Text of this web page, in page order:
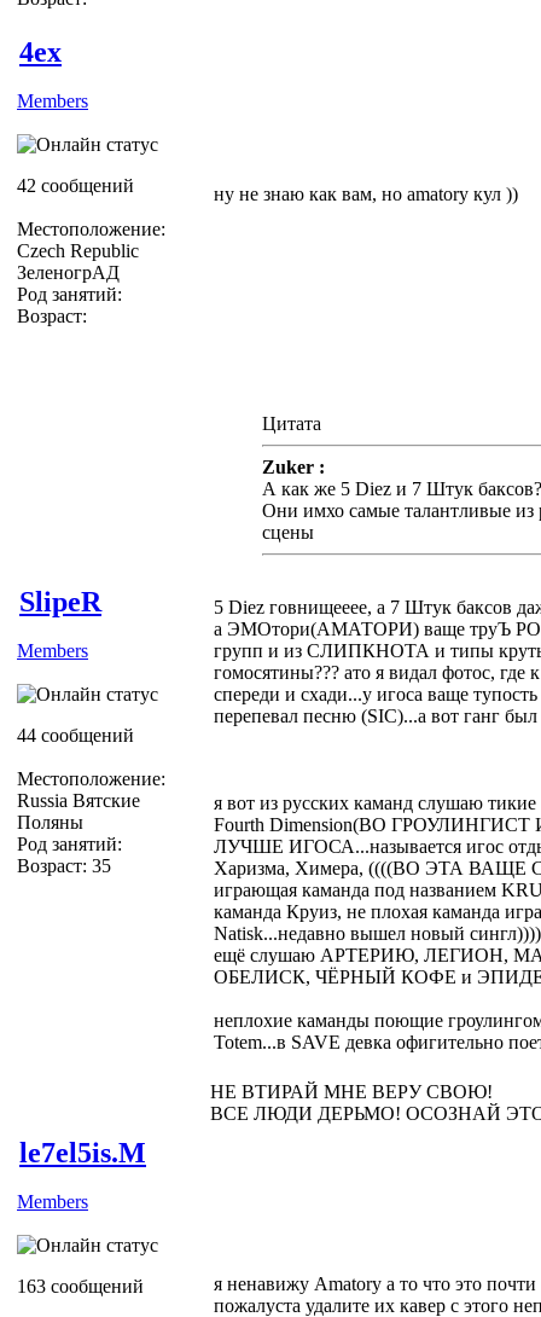
4ex
Members
42 сообщений
Местоположение:
Czech Republic
ЗеленогрАД
Род занятий:
Возраст:
ну не знаю как вам, но amatory кул ))
SlipeR
Members
44 сообщений
Местоположение:
Russia Вятские
Поляны
Род занятий:
Возраст: 35
Цитата
Zuker :
А как же 5 Diez и 7 Штук баксов?
Они имхо самые талантливые из
сцены
5 Diez говнищееее, а 7 Штук баксов
а ЭМОтори(АМАТОРИ) ваще труЪ
групп и из СЛИПКНОТА и типы
гомосятины??? ато я видал фотос, где
спереди и схади...у игоса ваще
перепевал песню (SIC)...а вот ганг
я вот из русских каманд слушаю
Fourth Dimension(ВО
ЛУЧШЕ ИГОСА...называется игос
Харизма, Химера, ((((ВО ЭТА ВАЩЕ
играющая каманда под названием
каманда Круиз, не плохая каманда
Natisk...недавно вышел новый
ещё слушаю АРТЕРИЮ, ЛЕГИОН,
ОБЕЛИСК, ЧЁРНЫЙ КОФЕ и
неплохие каманды поющие
Totem...в SAVE девка офигительно
НЕ ВТИРАЙ МНЕ ВЕРУ СВОЮ!
ВСЕ ЛЮДИ ДЕРЬМО! ОСОЗНАЙ
le7el5is.M
Members
163 сообщений
я ненавижу Amatory а то что это
пожалуста удалите их кавер с этого